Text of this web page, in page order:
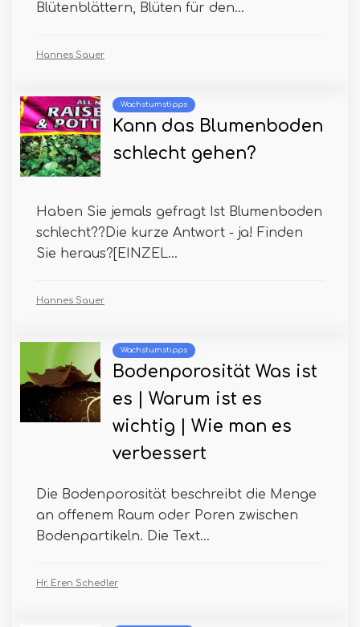
Blütenblättern, Blüten für den...
Hannes Sauer
Wachstumstipps
Kann das Blumenboden
schlecht gehen?
Haben Sie jemals gefragt Ist Blumenboden
schlecht??Die kurze Antwort - ja! Finden
Sie heraus?[EINZEL...
Hannes Sauer
Wachstumstipps
Bodenporosität Was ist
es | Warum ist es
wichtig | Wie man es
verbessert
Die Bodenporosität beschreibt die Menge
an offenem Raum oder Poren zwischen
Bodenpartikeln. Die Text...
Hr. Eren Schedler